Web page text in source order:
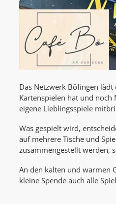
Das Netzwerk Böfingen
Kartenspielen hat und
eigene Lieblingsspiele
Was gespielt wird,
auf mehrere Tische und
zusammengestellt werden,
An den kalten und warmen
kleine Spende auch alle